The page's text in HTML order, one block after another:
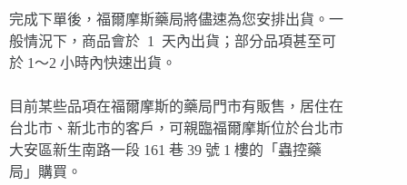
完成下單後，福爾摩斯藥局將儘速為您安排出貨。一
般情況下，商品會於 1 天內出貨；部分品項甚至可
於 1～2 小時內快速出貨。
目前某些品項在福爾摩斯的藥局門市有販售，居住在
台北市、新北市的客戶，可親臨福爾摩斯位於台北市
大安區新生南路一段 161 巷 39 號 1 樓的「蟲控藥
局」購買。